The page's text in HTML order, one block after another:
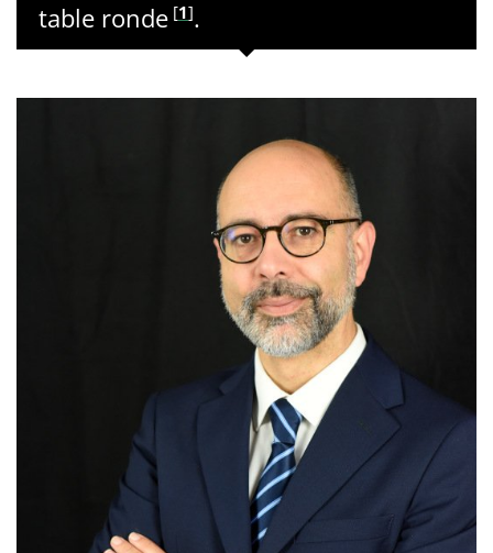
table ronde [1].